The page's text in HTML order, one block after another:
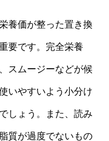
養価が整った置き換
要です。完全栄養
スムージーなどが候
いやすいよう小分け
しょう。また、読み
質が過度でないもの